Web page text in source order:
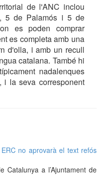
de l'ANC inclou
5 de Palamós i 5 de
es poden comprar
es completa amb una
d'olla, i amb un recull
catalana. També hi
nadalenques
i la seva corresponent
ERC no aprovarà el text refós
Catalunya a l’Ajuntament de